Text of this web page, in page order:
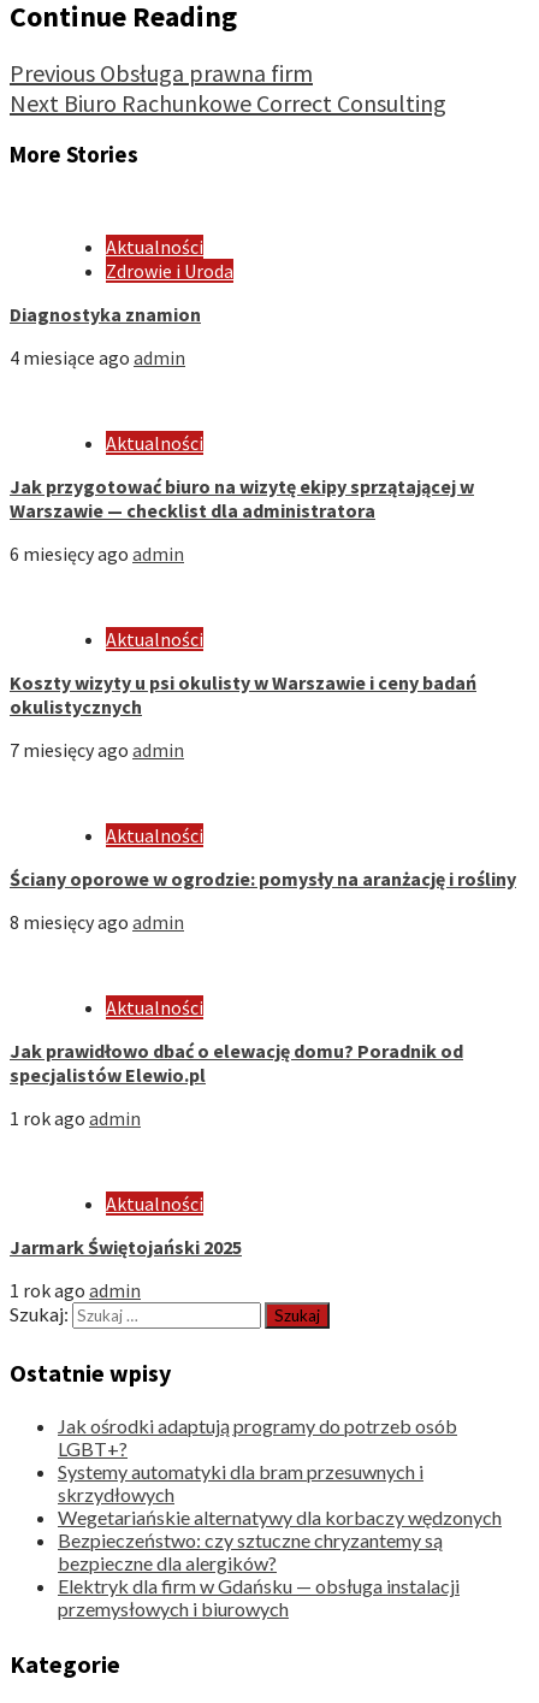
Continue Reading
Previous Obsługa prawna firm
Next Biuro Rachunkowe Correct Consulting
More Stories
Aktualności
Zdrowie i Uroda
Diagnostyka znamion
4 miesiące ago admin
Aktualności
Jak przygotować biuro na wizytę ekipy sprzątającej w
Warszawie — checklist dla administratora
6 miesięcy ago admin
Aktualności
Koszty wizyty u psi okulisty w Warszawie i ceny badań
okulistycznych
7 miesięcy ago admin
Aktualności
Ściany oporowe w ogrodzie: pomysły na aranżację i rośliny
8 miesięcy ago admin
Aktualności
Jak prawidłowo dbać o elewację domu? Poradnik od
specjalistów Elewio.pl
1 rok ago admin
Aktualności
Jarmark Świętojański 2025
1 rok ago admin
Szukaj:
Ostatnie wpisy
Jak ośrodki adaptują programy do potrzeb osób
LGBT+?
Systemy automatyki dla bram przesuwnych i
skrzydłowych
Wegetariańskie alternatywy dla korbaczy wędzonych
Bezpieczeństwo: czy sztuczne chryzantemy są
bezpieczne dla alergików?
Elektryk dla firm w Gdańsku — obsługa instalacji
przemysłowych i biurowych
Kategorie